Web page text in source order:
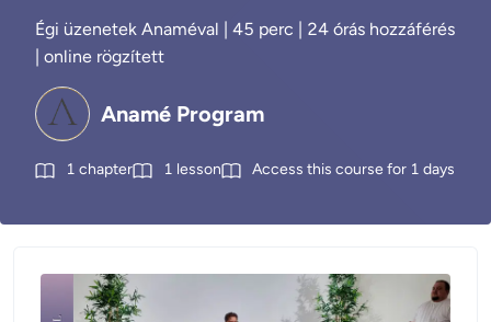
Égi üzenetek Anaméval | 45 perc | 24 órás hozzáférés
| online rögzített
Anamé Program
1 chapter 1 lesson Access this course for 1 days